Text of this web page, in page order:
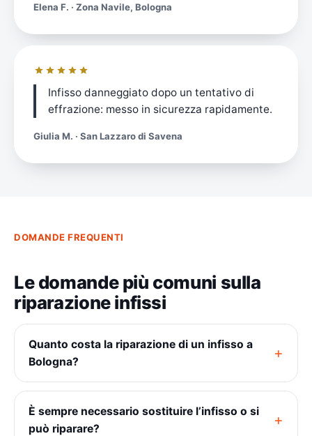
Elena F. · Zona Navile, Bologna
Infisso danneggiato dopo un tentativo di
effrazione: messo in sicurezza rapidamente.
Giulia M. · San Lazzaro di Savena
DOMANDE FREQUENTI
Le domande più comuni sulla
riparazione infissi
Quanto costa la riparazione di un infisso a
Bologna?
È sempre necessario sostituire l’infisso o si
può riparare?